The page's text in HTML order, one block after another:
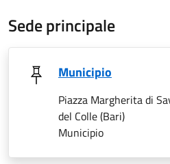
Sede principale
Municipio
Piazza Margherita di
del Colle (Bari)
Municipio